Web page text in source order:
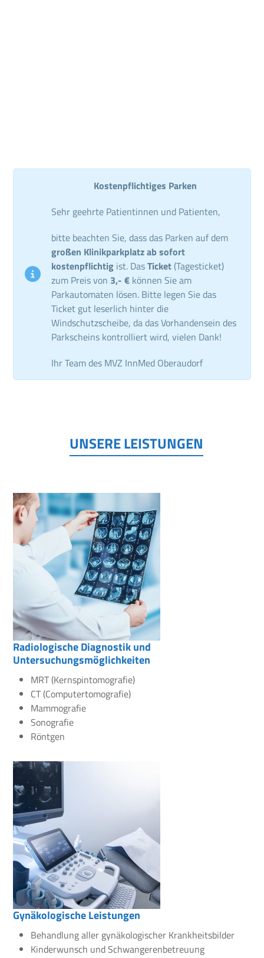
Kostenpflichtiges Parken
Sehr geehrte Patientinnen und Patienten,
bitte beachten Sie, dass das Parken auf dem
großen Klinikparkplatz ab sofort
kostenpflichtig ist. DasTicket (Tagesticket)
zum Preis von 3,- € können Sie am
Parkautomaten lösen. Bitte legen Sie das
Ticket gut leserlich hinter die
Windschutzscheibe, da das Vorhandensein des
Parkscheins kontrolliert wird, vielen Dank!
Ihr Team des MVZ InnMed Oberaudorf
UNSERE LEISTUNGEN
Radiologische Diagnostik und
Untersuchungsmöglichkeiten
MRT (Kernspintomografie)
CT (Computertomografie)
Mammografie
Sonografie
Röntgen
Gynäkologische Leistungen
Behandlung aller gynäkologischer Krankheitsbilder
Kinderwunsch und Schwangerenbetreuung